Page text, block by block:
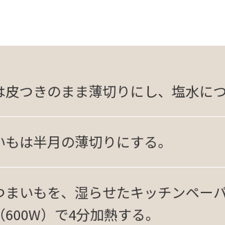
皮つきのまま薄切りにし、塩水につ
もは半月の薄切りにする。
いもを、湿らせたキッチンペー
600W）で4分加熱する。